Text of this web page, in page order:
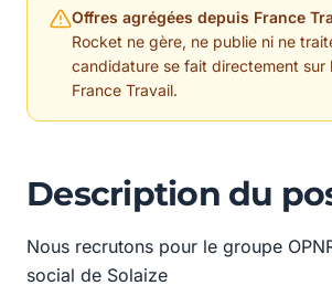
Offres agrégées depuis France
Rocket ne gère, ne publie ni ne
candidature se fait directement sur
France Travail.
Description du
Nous recrutons pour le groupe
social de Solaize